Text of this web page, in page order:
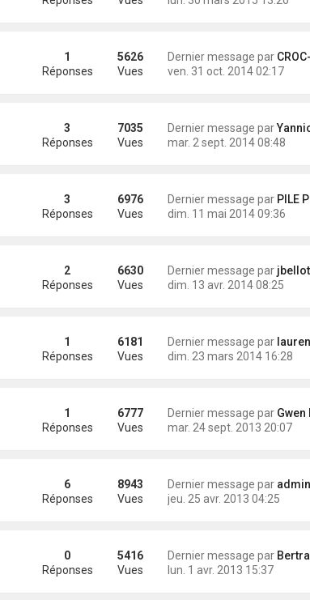
Dernier message par CROC-
ven. 31 oct. 2014 02:17
1
Réponses
5626
Vues
Dernier message parYannick
mar. 2 sept. 2014 08:48
3
Réponses
7035
Vues
Dernier message par PILE
dim. 11 mai 2014 09:36
3
Réponses
6976
Vues
Dernier message par jbellot
dim. 13 avr. 2014 08:25
2
Réponses
6630
Vues
Dernier message par
dim. 23 mars 2014 16:28
1
Réponses
6181
Vues
Dernier message par Gwen Ha
mar. 24 sept. 2013 20:07
1
Réponses
6777
Vues
Dernier message par
jeu. 25 avr. 2013 04:25
6
Réponses
8943
Vues
Dernier message par Bertrand
lun. 1 avr. 2013 15:37
0
Réponses
5416
Vues